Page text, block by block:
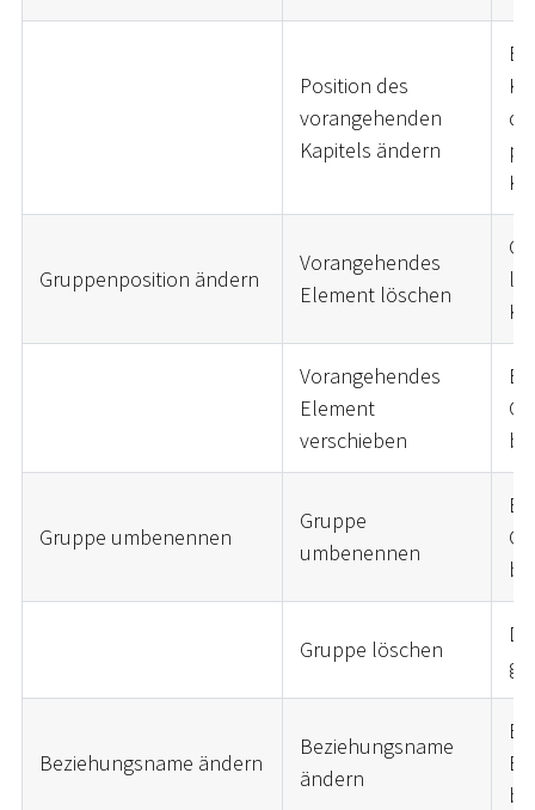
Position des
vorangehenden
Kapitels ändern
Gruppenposition ändern
Vorangehendes
Element löschen
Vorangehendes
Element
verschieben
Gruppe umbenennen
Gruppe
umbenennen
Gruppe löschen
Beziehungsname ändern
Beziehungsname
ändern